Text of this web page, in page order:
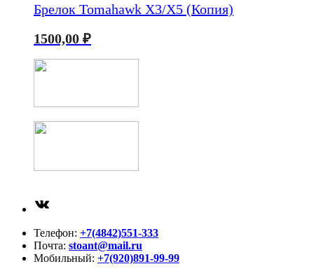
Брелок Tomahawk X3/X5 (Копия)
1500,00 ₽
Телефон: +7(4842)551-333
Почта: stoant@mail.ru
Мобильный: +7(920)891-99-99